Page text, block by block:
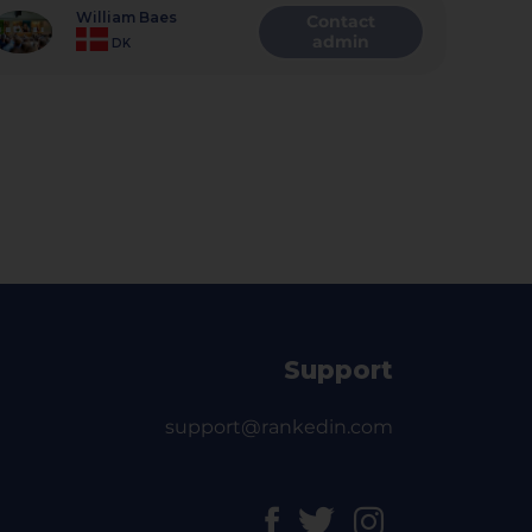
William Baes
DK
Support
support@rankedin.com